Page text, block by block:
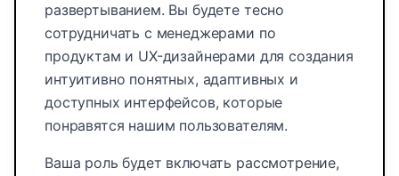
развертыванием. Вы будете тесно
сотрудничать с менеджерами по
продуктам и UX-дизайнерами для создания
интуитивно понятных, адаптивных и
доступных интерфейсов, которые
понравятся нашим пользователям.
Ваша роль будет включать рассмотрение,